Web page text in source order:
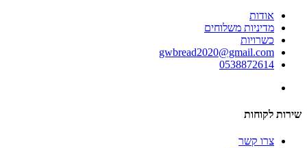
אודות
מדיניות משלוחים
כשרויות
gwbread2020@gmail.com
0538872614
שירות לקוחות
צרו קשר